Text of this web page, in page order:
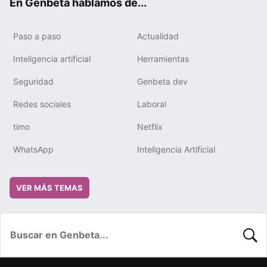
En Genbeta hablamos de...
Paso a paso Actualidad
Inteligencia artificial Herramientas
Seguridad Genbeta dev
Redes sociales Laboral
timo Netflix
WhatsApp Inteligencia Artificial
VER MÁS TEMAS